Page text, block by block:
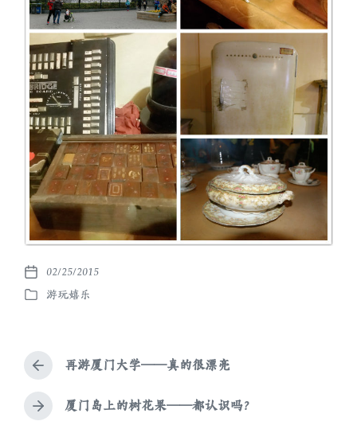
发
布
02/25/2015
发
游玩嬉乐
上
篇
文
章
再游厦门大学——真的很漂亮
下
厦门岛上的树花果——都认识吗？